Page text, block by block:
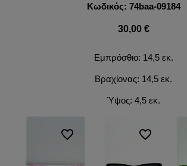
Κωδικός: 74baa-09184
30,00 €
Εμπρόσθιο: 14,5 εκ.
Βραχίονας: 14,5 εκ.
Ύψος: 4,5 εκ.
favorite_border favorite_border